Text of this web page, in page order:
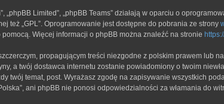
„phpBB Limited”, „phpBB Teams” działają w oparciu o
też „GPL”. Oprogramowanie jest dostępne do pobrania ze strony
Więcej informacji o phpBB można znaleźć na stronie
propagującym treści niezgodne z polskim prawem lub
a twój dostawca internetu zostanie powiadomiony o twoim
twój temat, post. Wyrażasz zgodę na zapisywanie wszystkich
ani phpBB nie ponosi odpowiedzialności za włamania do